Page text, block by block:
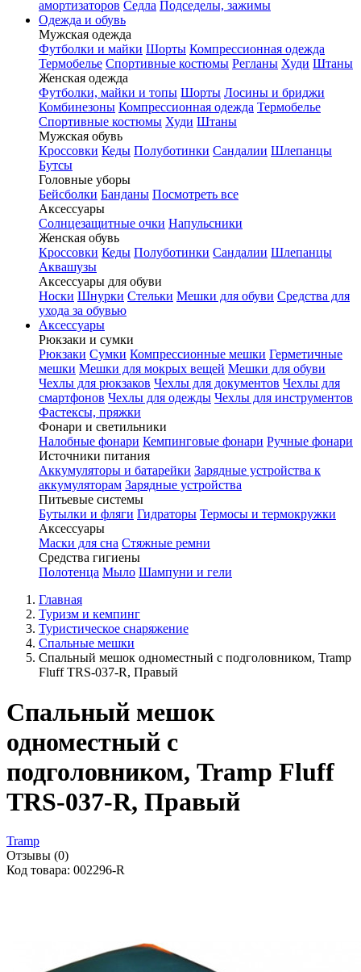
амортизаторов Седла Подседелы, зажимы
Одежда и обувь
Мужская одежда
Футболки и майки Шорты Компрессионная одежда
Термобелье Спортивные костюмы Регланы Худи Штаны
Женская одежда
Футболки, майки и топы Шорты Лосины и бриджи
Комбинезоны Компрессионная одежда Термобелье
Спортивные костюмы Худи Штаны
Мужская обувь
Кроссовки Кеды Полуботинки Сандалии Шлепанцы
Бутсы
Головные уборы
Бейсболки Банданы Посмотреть все
Аксессуары
Солнцезащитные очки Напульсники
Женская обувь
Кроссовки Кеды Полуботинки Сандалии Шлепанцы
Аквашузы
Аксессуары для обуви
Носки Шнурки Стельки Мешки для обуви Средства для
ухода за обувью
Аксессуары
Рюкзаки и сумки
Рюкзаки Сумки Компрессионные мешки Герметичные
мешки Мешки для мокрых вещей Мешки для обуви
Чехлы для рюкзаков Чехлы для документов Чехлы для
смартфонов Чехлы для одежды Чехлы для инструментов
Фастексы, пряжки
Фонари и светильники
Налобные фонари Кемпинговые фонари Ручные фонари
Источники питания
Аккумуляторы и батарейки Зарядные устройства к
аккумуляторам Зарядные устройства
Питьевые системы
Бутылки и фляги Гидраторы Термосы и термокружки
Аксессуары
Маски для сна Стяжные ремни
Средства гигиены
Полотенца Мыло Шампуни и гели
Главная
Туризм и кемпинг
Туристическое снаряжение
Спальные мешки
Спальный мешок одноместный с подголовником, Tramp
Fluff TRS-037-R, Правый
Спальный мешок
одноместный с
подголовником, Tramp Fluff
TRS-037-R, Правый
Tramp
Отзывы (0)
Код товара: 002296-R